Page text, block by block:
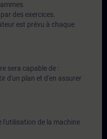
des exercices.
est prévu à chaque
sera capable de :
d'un plan et d'en assurer
l'utilisation de la machine